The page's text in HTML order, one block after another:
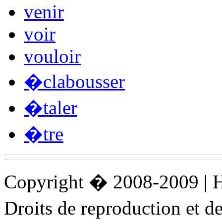
venir
voir
vouloir
�clabousser
�taler
�tre
Copyright � 2008-2009 |
Droits de reproduction et